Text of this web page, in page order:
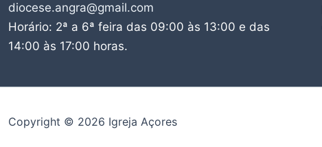
diocese.angra@gmail.com
Horário: 2ª a 6ª feira das 09:00 às 13:00 e das
14:00 às 17:00 horas.
Copyright © 2026 Igreja Açores